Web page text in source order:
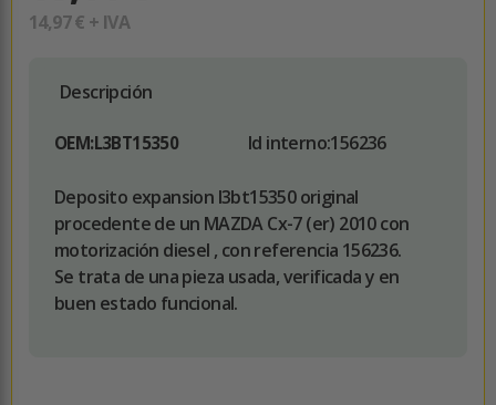
14,97 € + IVA
Descripción
OEM:L3BT15350 Id interno:156236
Deposito expansion l3bt15350 original
procedente de un MAZDA Cx-7 (er) 2010 con
motorización diesel , con referencia 156236.
Se trata de una pieza usada, verificada y en
buen estado funcional.